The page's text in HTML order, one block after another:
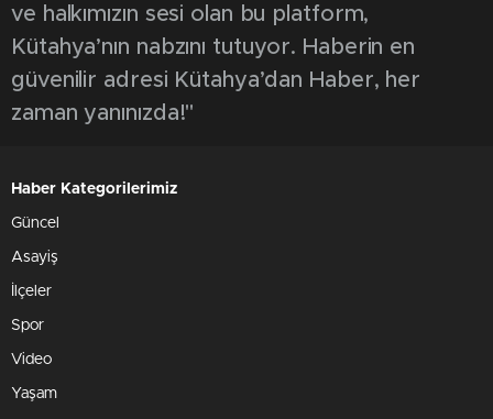
ve halkımızın sesi olan bu platform,
Kütahya’nın nabzını tutuyor. Haberin en
güvenilir adresi Kütahya’dan Haber, her
zaman yanınızda!"
Haber Kategorilerimiz
Güncel
Asayiş
İlçeler
Spor
Video
Yaşam